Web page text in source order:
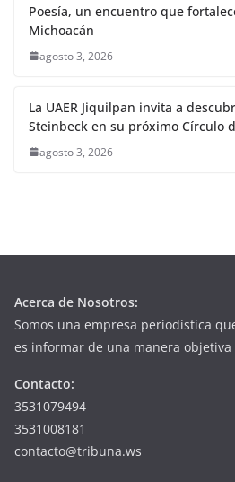
Poesía, un encuentro que
Michoacán
agosto 3, 2026
La UAER Jiquilpan invita a
Steinbeck en su próximo Círculo
agosto 3, 2026
Acerca de Nosotros:
Somos una empresa periodística
es informar de una manera objetiva
Contacto:
3531079494
3531008181
contacto@tribuna.ws